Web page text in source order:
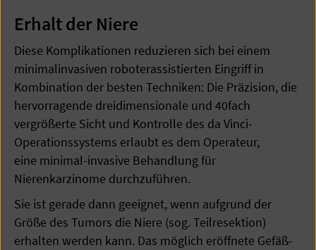
Erhalt der Niere
Diese Komplikationen reduzieren sich bei einem
minimalinvasiven roboterassistierten Eingriff in
Kombination der besten Techniken: Die Präzision, die
hervorragende dreidimensionale und 40fach
vergrößerte Sicht und Kontrolle des da Vinci-
Operationssystems erlaubt es dem Operateur,
eine minimal-invasive Behandlung für
Nierenkarzinome durchzuführen.
Sie ist gerade dann geeignet, wenn aufgrund der
Größe des Tumors die Niere (sog. Teilresektion)
erhalten werden kann. Das möglich eröffnete Gefäß-